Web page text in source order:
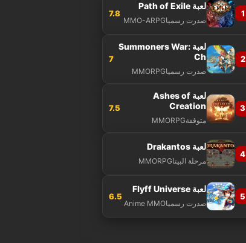
1
لعبة Path of Exile
صدرت رسمياMMO-ARPG
7.8
2
لعبة Summoners War:
Ch
صدرت رسمياMMORPG
7
3
لعبة Ashes of
Creation
متوقفةMMORPG
7.5
4
لعبة Drakantos
مرحلة البيتاMMORPG
5
لعبة Flyff Universe
صدرت رسمياAnime MMO
6.5